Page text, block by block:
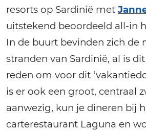
resorts op Sardinië met
uitstekend beoordeeld all-in
In de buurt bevinden zich de
stranden van Sardinië, al is
reden om voor dit
is er ook een groot, centraal
aanwezig, kun je dineren bij
carterestaurant Laguna en